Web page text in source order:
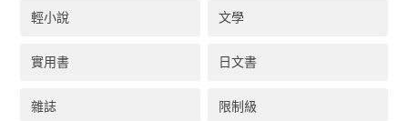
輕小說 文學
實用書 日文書
雜誌 限制級